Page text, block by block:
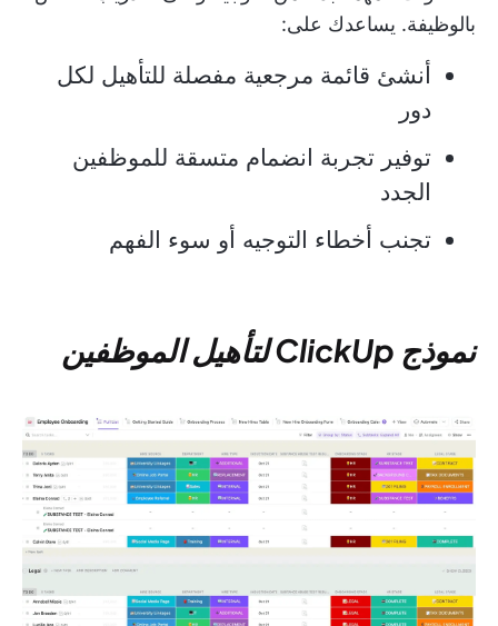
بالوظيفة. يساعدك على:
أنشئ قائمة مرجعية مفصلة للتأهيل لكل
دور
توفير تجربة انضمام متسقة للموظفين
الجدد
تجنب أخطاء التوجيه أو سوء الفهم
نموذج ClickUp لتأهيل الموظفين